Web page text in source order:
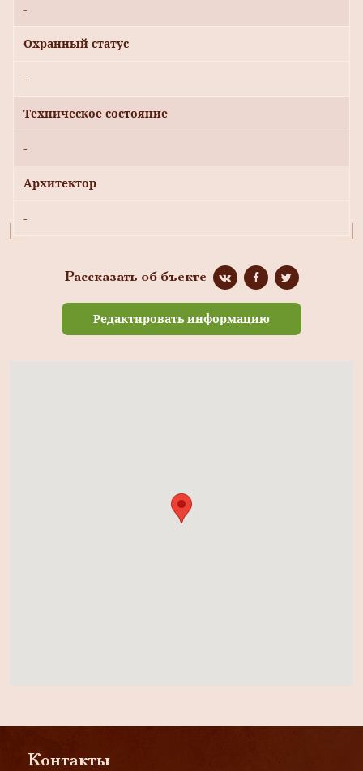
-
Охранный статус
-
Техническое состояние
-
Архитектор
-
Рассказать об бъекте
Редактировать информацию
Контакты